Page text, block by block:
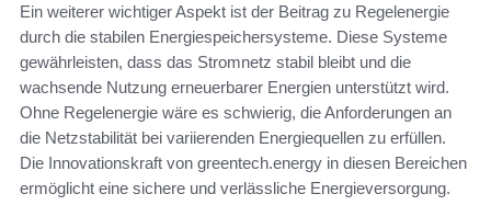
Ein weiterer wichtiger Aspekt ist der Beitrag zu Regelenergie
durch die stabilen Energiespeichersysteme. Diese Systeme
gewährleisten, dass das Stromnetz stabil bleibt und die
wachsende Nutzung erneuerbarer Energien unterstützt wird.
Ohne Regelenergie wäre es schwierig, die Anforderungen an
die Netzstabilität bei variierenden Energiequellen zu erfüllen.
Die Innovationskraft von greentech.energy in diesen Bereichen
ermöglicht eine sichere und verlässliche Energieversorgung.